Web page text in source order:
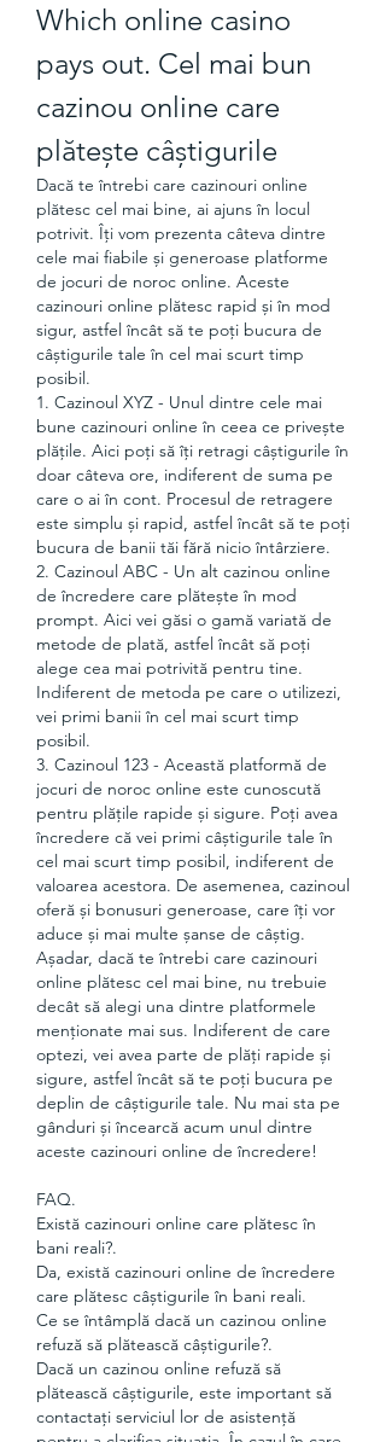
Which online casino
pays out. Cel mai bun
cazinou online care
plătește câștigurile
Dacă te întrebi care cazinouri online
plătesc cel mai bine, ai ajuns în locul
potrivit. Îți vom prezenta câteva dintre
cele mai fiabile și generoase platforme
de jocuri de noroc online. Aceste
cazinouri online plătesc rapid și în mod
sigur, astfel încât să te poți bucura de
câștigurile tale în cel mai scurt timp
posibil.
1. Cazinoul XYZ - Unul dintre cele mai
bune cazinouri online în ceea ce privește
plățile. Aici poți să îți retragi câștigurile în
doar câteva ore, indiferent de suma pe
care o ai în cont. Procesul de retragere
este simplu și rapid, astfel încât să te poți
bucura de banii tăi fără nicio întârziere.
2. Cazinoul ABC - Un alt cazinou online
de încredere care plătește în mod
prompt. Aici vei găsi o gamă variată de
metode de plată, astfel încât să poți
alege cea mai potrivită pentru tine.
Indiferent de metoda pe care o utilizezi,
vei primi banii în cel mai scurt timp
posibil.
3. Cazinoul 123 - Această platformă de
jocuri de noroc online este cunoscută
pentru plățile rapide și sigure. Poți avea
încredere că vei primi câștigurile tale în
cel mai scurt timp posibil, indiferent de
valoarea acestora. De asemenea, cazinoul
oferă și bonusuri generoase, care îți vor
aduce și mai multe șanse de câștig.
Așadar, dacă te întrebi care cazinouri
online plătesc cel mai bine, nu trebuie
decât să alegi una dintre platformele
menționate mai sus. Indiferent de care
optezi, vei avea parte de plăți rapide și
sigure, astfel încât să te poți bucura pe
deplin de câștigurile tale. Nu mai sta pe
gânduri și încearcă acum unul dintre
aceste cazinouri online de încredere!
FAQ.
Există cazinouri online care plătesc în
bani reali?.
Da, există cazinouri online de încredere
care plătesc câștigurile în bani reali.
Ce se întâmplă dacă un cazinou online
refuză să plătească câștigurile?.
Dacă un cazinou online refuză să
plătească câștigurile, este important să
contactați serviciul lor de asistență